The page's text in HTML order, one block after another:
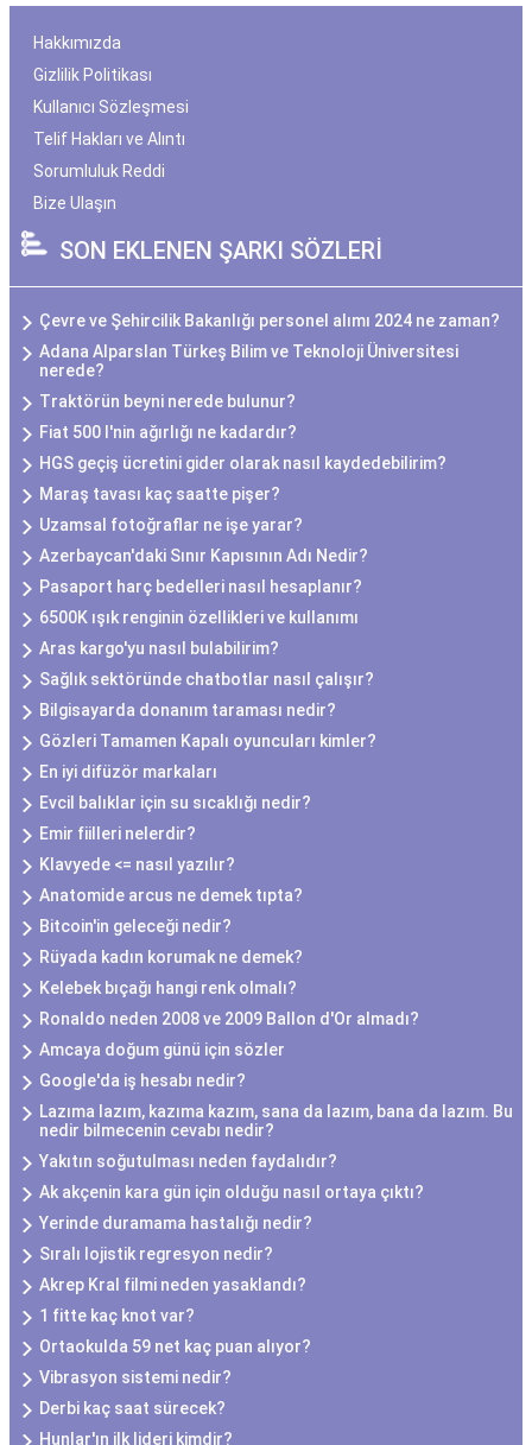
Hakkımızda
Gizlilik Politikası
Kullanıcı Sözleşmesi
Telif Hakları ve Alıntı
Sorumluluk Reddi
Bize Ulaşın
SON EKLENEN ŞARKI SÖZLERİ
Çevre ve Şehircilik Bakanlığı personel alımı 2024 ne zaman?
Adana Alparslan Türkeş Bilim ve Teknoloji Üniversitesi
nerede?
Traktörün beyni nerede bulunur?
Fiat 500 l'nin ağırlığı ne kadardır?
HGS geçiş ücretini gider olarak nasıl kaydedebilirim?
Maraş tavası kaç saatte pişer?
Uzamsal fotoğraflar ne işe yarar?
Azerbaycan'daki Sınır Kapısının Adı Nedir?
Pasaport harç bedelleri nasıl hesaplanır?
6500K ışık renginin özellikleri ve kullanımı
Aras kargo'yu nasıl bulabilirim?
Sağlık sektöründe chatbotlar nasıl çalışır?
Bilgisayarda donanım taraması nedir?
Gözleri Tamamen Kapalı oyuncuları kimler?
En iyi difüzör markaları
Evcil balıklar için su sıcaklığı nedir?
Emir fiilleri nelerdir?
Klavyede <= nasıl yazılır?
Anatomide arcus ne demek tıpta?
Bitcoin'in geleceği nedir?
Rüyada kadın korumak ne demek?
Kelebek bıçağı hangi renk olmalı?
Ronaldo neden 2008 ve 2009 Ballon d'Or almadı?
Amcaya doğum günü için sözler
Google'da iş hesabı nedir?
Lazıma lazım, kazıma kazım, sana da lazım, bana da lazım. Bu
nedir bilmecenin cevabı nedir?
Yakıtın soğutulması neden faydalıdır?
Ak akçenin kara gün için olduğu nasıl ortaya çıktı?
Yerinde duramama hastalığı nedir?
Sıralı lojistik regresyon nedir?
Akrep Kral filmi neden yasaklandı?
1 fitte kaç knot var?
Ortaokulda 59 net kaç puan alıyor?
Vibrasyon sistemi nedir?
Derbi kaç saat sürecek?
Hunlar'ın ilk lideri kimdir?